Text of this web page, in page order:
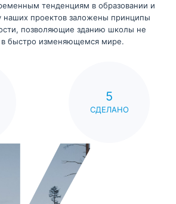
тенденциям в образовании и
наших проектов заложены принципы
позволяющие зданию школы не
в быстро изменяющемся мире.
5
СДЕЛАНО